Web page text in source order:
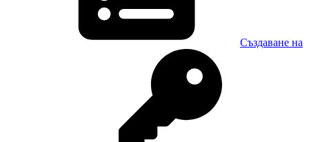
Създаване на